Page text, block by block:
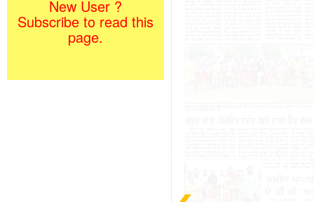
New User ?
Subscribe to read this
page.